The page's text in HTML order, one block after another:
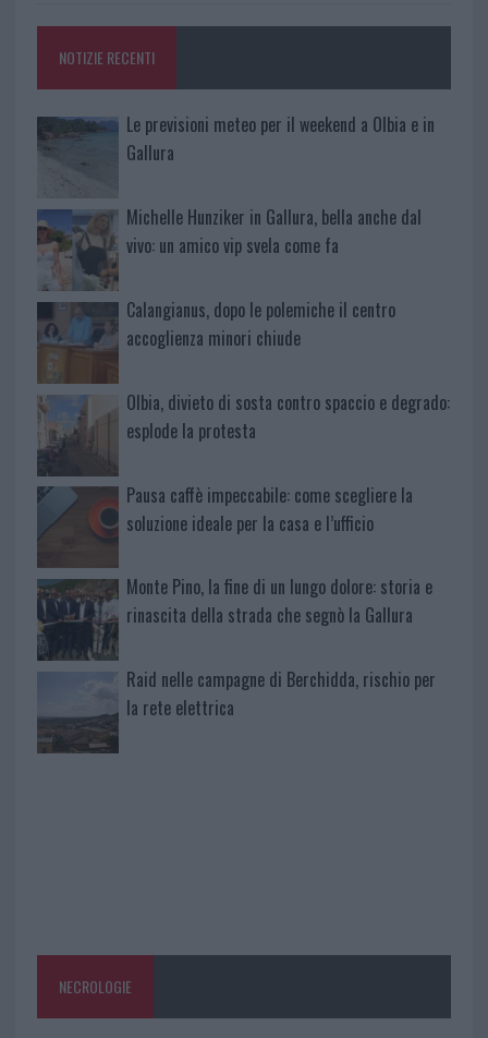
NOTIZIE RECENTI
Le previsioni meteo per il weekend a Olbia e in
Gallura
Michelle Hunziker in Gallura, bella anche dal
vivo: un amico vip svela come fa
Calangianus, dopo le polemiche il centro
accoglienza minori chiude
Olbia, divieto di sosta contro spaccio e degrado:
esplode la protesta
Pausa caffè impeccabile: come scegliere la
soluzione ideale per la casa e l’ufficio
Monte Pino, la fine di un lungo dolore: storia e
rinascita della strada che segnò la Gallura
Raid nelle campagne di Berchidda, rischio per
la rete elettrica
NECROLOGIE